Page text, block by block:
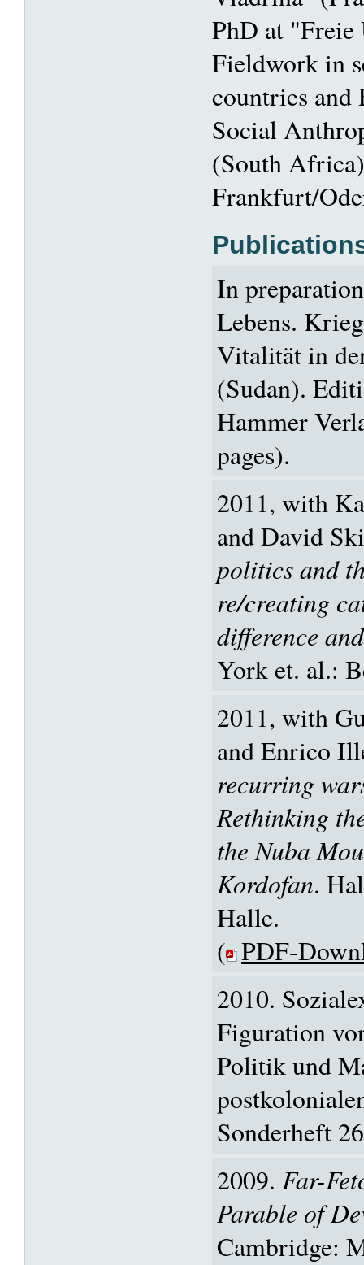
PhD at
Fieldwork in
countries and
Social
(South
Frankfurt/
In
Lebens.
Vitalität in
(Sudan).
Hammer
pages).
2011, with
and David
politics and
re/creating
difference
York et. al.:
2011, with
and Enrico
recurring
Rethinking
the Nuba
Kordofan.
Halle.
( PDF-
2010.
Figuration
Politik und
Sonderheft
2009. Far-
Parable of
Cambridge: